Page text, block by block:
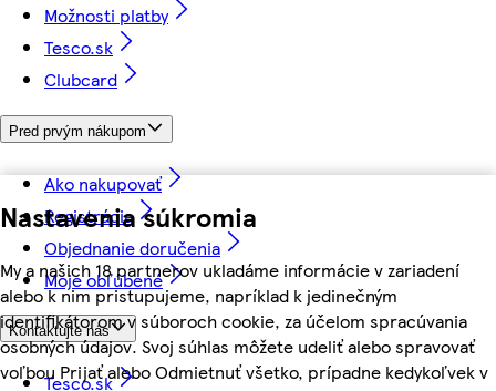
Nastavenia súkromia
My a našich 18 partnerov ukladáme informácie v zariadení
alebo k nim pristupujeme, napríklad k jedinečným
identifikátorom v súboroch cookie, za účelom spracúvania
osobných údajov. Svoj súhlas môžete udeliť alebo spravovať
voľbou Prijať alebo Odmietnuť všetko, prípadne kedykoľvek v
Možnosti platby
Tesco.sk
Clubcard
Pred prvým nákupom
Ako nakupovať
Registrácia
Objednanie doručenia
Moje obľúbené
Kontaktujte nás
Tesco.sk